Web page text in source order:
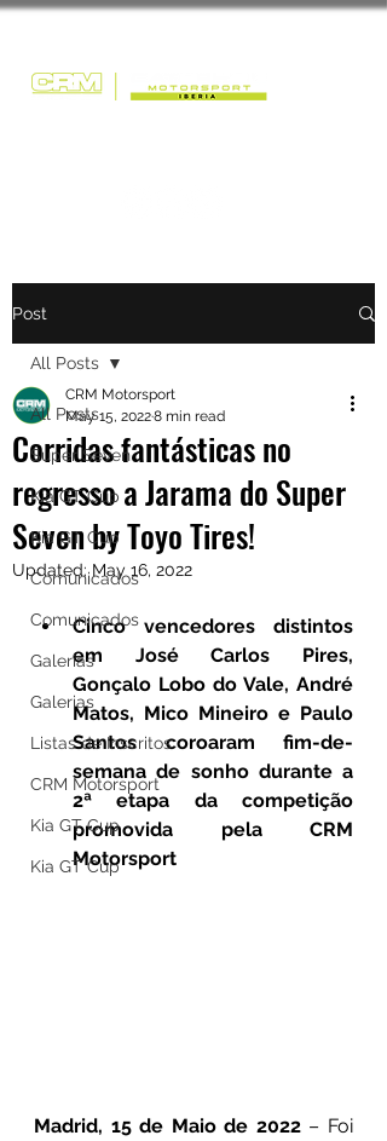
Post
All Posts
Super Seven
Kia GT Cup
Kia GT Cup
Comunicados
Comunicados
Galerias
Galerias
Listas de Inscritos
CRM Motorsport
Kia GT Cup
Kia GT Cup
All Posts
Corridas fantásticas no
regresso a Jarama do Super
Seven by Toyo Tires!
CRM Motorsport
May 15, 20228 min read
Updated:May 16, 2022
Cinco vencedores distintos
em José Carlos Pires,
Gonçalo Lobo do Vale, André
Matos, Mico Mineiro e Paulo
Santos coroaram fim-de-
semana de sonho durante a
2ª etapa da competição
promovida pela CRM
Motorsport
Madrid, 15 de Maio de 2022 – Foi